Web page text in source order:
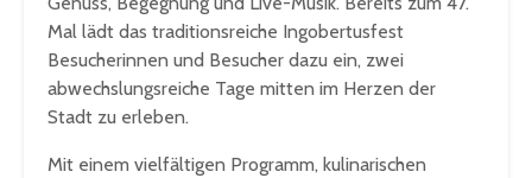
Mal lädt das traditionsreiche Ingobertusfest
Besucherinnen und Besucher dazu ein, zwei
abwechslungsreiche Tage mitten im Herzen der
Stadt zu erleben.
Mit einem vielfältigen Programm, kulinarischen